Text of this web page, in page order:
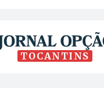
TOCANTINS